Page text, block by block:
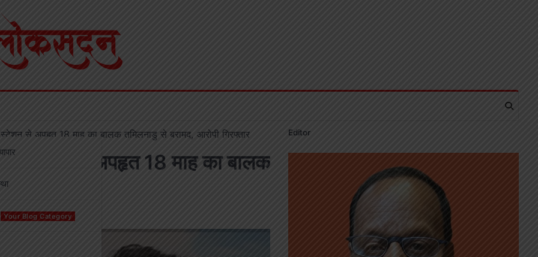
Your Blog Category
से अपहृत 18 माह का बालक तमिलनाडु से बरामद, आरोपी गिरफ्तार
स्टेशन से अपहृत 18 माह का बालक
Editor